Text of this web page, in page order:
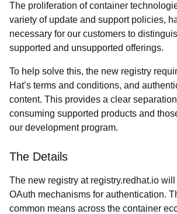
The proliferation of container
variety of update and support policies,
necessary for our customers to
supported and unsupported offerings.
To help solve this, the new registry
Hat’s terms and conditions, and
content. This provides a clear
consuming supported products and
our development program.
The Details
The new registry at registry.redhat.io
OAuth mechanisms for authentication.
common means across the container